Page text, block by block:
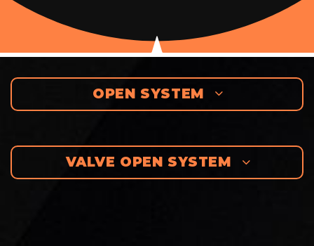
OPEN SYSTEM
VALVE OPEN SYSTEM